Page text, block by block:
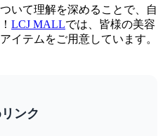
いて理解を深めることで、自
LCJ MALLでは、皆様の美容
イテムをご用意しています。
ンク